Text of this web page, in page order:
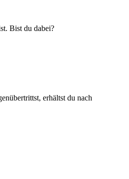
Bist du dabei?
erhältst du nach